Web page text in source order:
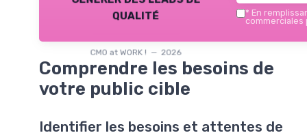
qualité
CMO at WORK ! — 2026
* En
commerciales
Comprendre les besoins de
votre public cible
Identifier les besoins et attentes de